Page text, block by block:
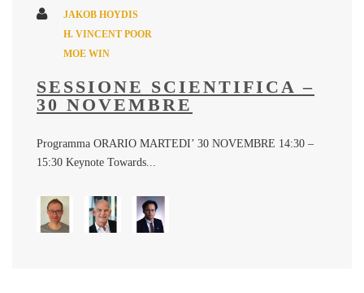
JAKOB HOYDIS
H. VINCENT POOR
MOE WIN
SESSIONE SCIENTIFICA –
30 NOVEMBRE
Programma ORARIO MARTEDI’ 30 NOVEMBRE 14:30 –
15:30 Keynote Towards...